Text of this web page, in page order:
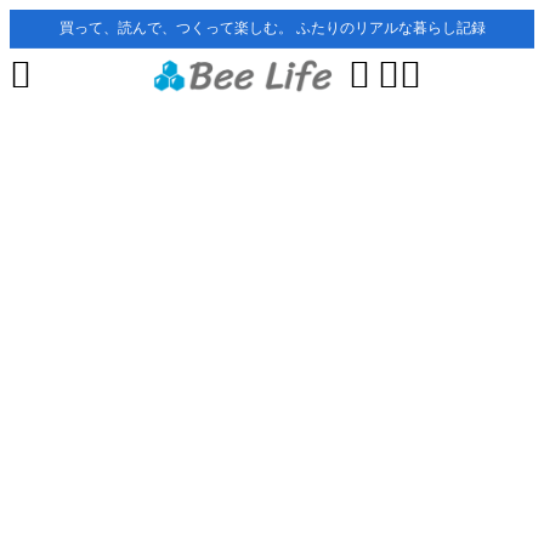
買って、読んで、つくって楽しむ。 ふたりのリアルな暮らし記録
 
